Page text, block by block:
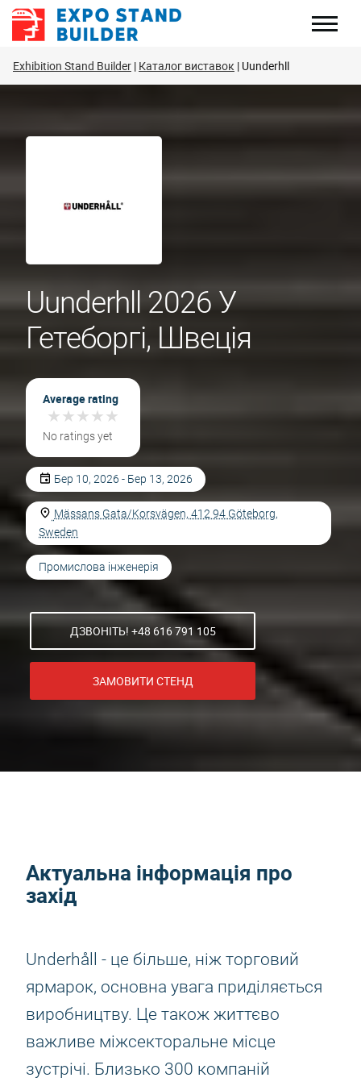
Перейти
Exhibition Stand Builder Каталог виставок Uunderhll
Uunderhll 2026 У
Гетеборгі, Швеція
Average rating
★★★★★
★★★★★
No ratings yet
Бер 10, 2026 - Бер 13, 2026
Mässans Gata/Korsvägen, 412 94 Göteborg,
Sweden
Промислова інженерія
ДЗВОНІТЬ! +48 616 791 105
ЗАМОВИТИ СТЕНД
Актуальна інформація про
захід
Underhåll - це більше, ніж торговий
ярмарок, основна увага приділяється
виробництву. Це також життєво
важливе міжсекторальне місце
зустрічі. Близько 300 компаній